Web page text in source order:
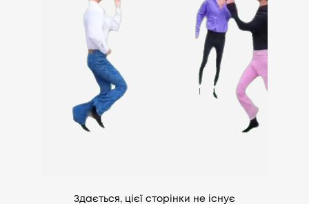
Здається, цієї сторінки не існує